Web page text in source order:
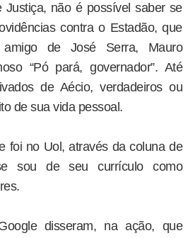
Justiça, não é possível saber se
contra o Estadão, que
de José Serra, Mauro
“Pó pará, governador”. Até
de Aécio, verdadeiros ou
de sua vida pessoal.
foi no Uol, através da coluna de
sou de seu currículo como
disseram, na ação, que